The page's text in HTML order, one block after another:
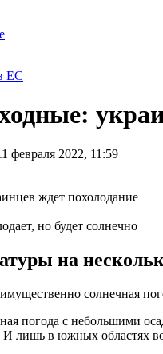
ЕС
февраля 2022, 11:59
но будет солнечно
на
солнечная
погода с небольшими
лишь в южных областях